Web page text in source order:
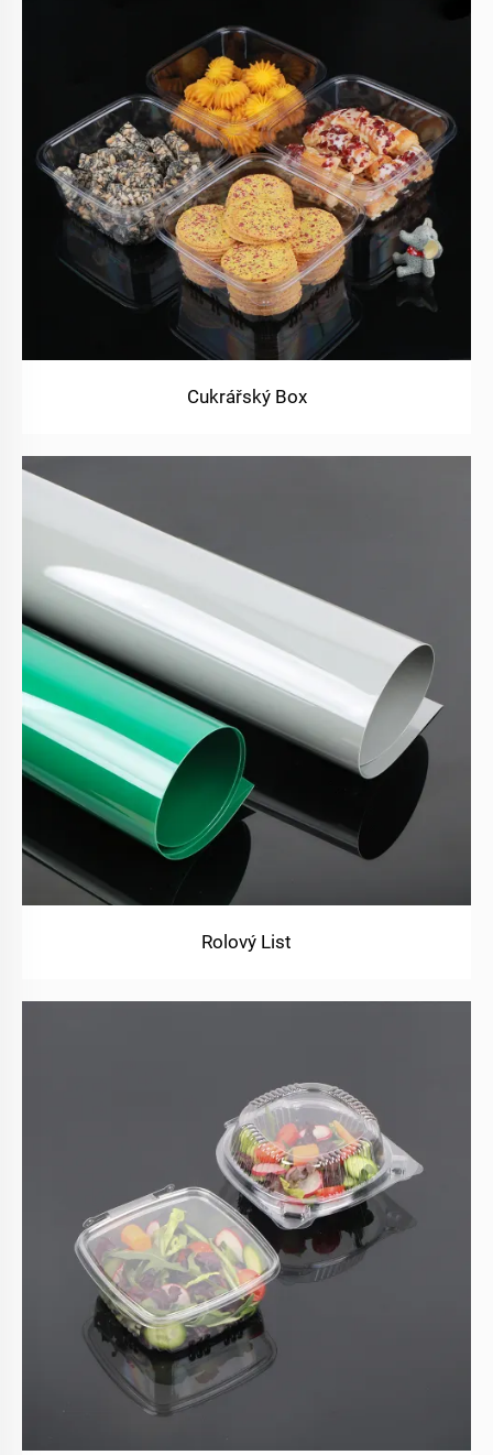
Cukrářský Box
Rolový List